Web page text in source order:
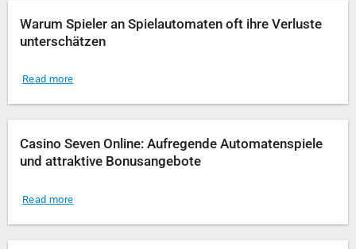
Warum Spieler an Spielautomaten oft ihre Verluste
unterschätzen
Read more
Casino Seven Online: Aufregende Automatenspiele
und attraktive Bonusangebote
Read more